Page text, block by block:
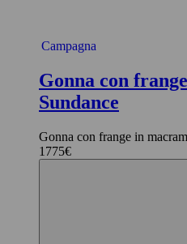
Campagna
Gonna con
Sundance
Gonna con frange in
1775€